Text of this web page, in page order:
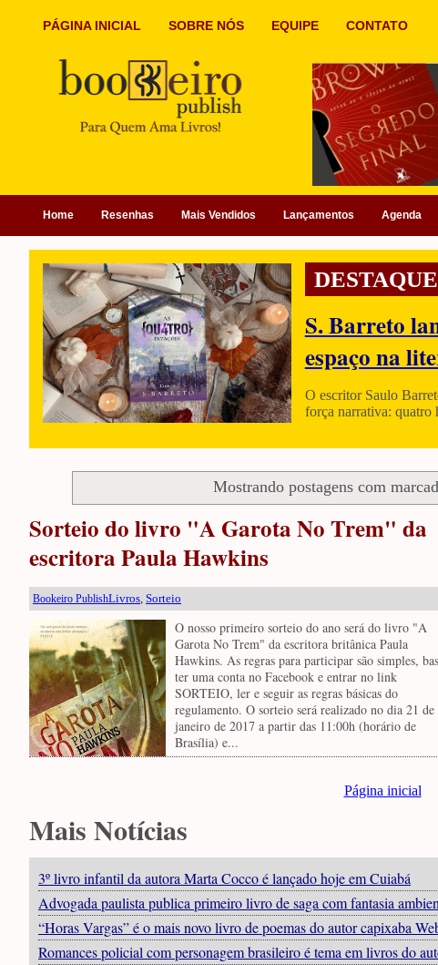
PÁGINA INICIAL SOBRE NÓS EQUIPE CONTATO
Home Resenhas Mais Vendidos Lançamentos Agenda
DESTAQUE
S. Barreto
espaço na
O escritor Saulo
força narrativa: quatro
Mostrando postagens com
Sorteio do livro "A Garota No Trem" da
escritora Paula Hawkins
Bookeiro PublishLivros Sorteio
O nosso primeiro sorteio do ano será do livro "A
Garota No Trem" da escritora britânica Paula
Hawkins. As regras para participar são simples,
ter uma conta no Facebook e entrar no link
SORTEIO, ler e seguir as regras básicas do
regulamento. O sorteio será realizado no dia 21 de
janeiro de 2017 a partir das 11:00h (horário de
Brasília) e...
Página inicial
Mais Notícias
3º livro infantil da autora Marta Cocco é lançado hoje em Cuiabá
Advogada paulista publica primeiro livro de saga com fantasia
“Horas Vargas” é o mais novo livro de poemas do autor capixaba
Romances policial com personagem brasileiro é tema em livros do